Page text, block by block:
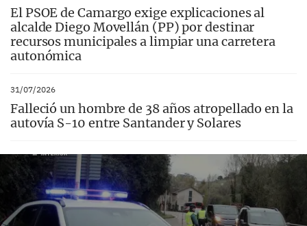
El PSOE de Camargo exige explicaciones al
alcalde Diego Movellán (PP) por destinar
recursos municipales a limpiar una carretera
autonómica
31/07/2026
Falleció un hombre de 38 años atropellado en la
autovía S-10 entre Santander y Solares